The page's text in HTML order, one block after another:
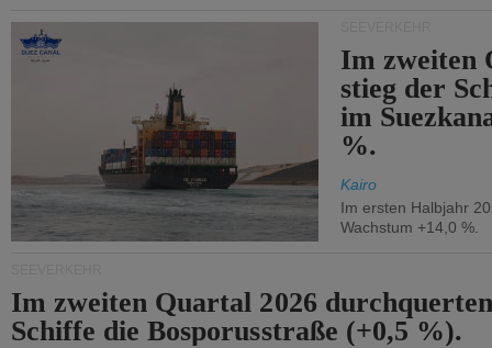
Im zweiten
stieg der
im
%.
Kairo
Im ersten Halbjahr
Wachstum +14,0 %.
Im zweiten Quartal 2026
Schiffe die Bosporusstraße (+0,5 %).